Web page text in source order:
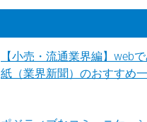
【小売・流通業界編】web
紙（業界新聞）のおすすめ